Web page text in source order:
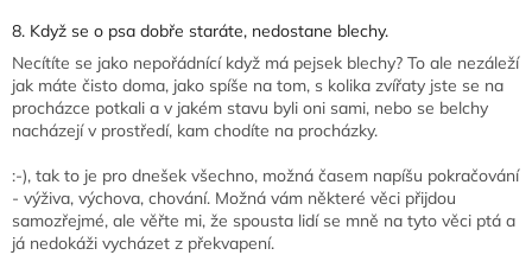
8. Když se o psa dobře staráte, nedostane blechy.
Necítíte se jako nepořádnící když má pejsek blechy? To ale nezáleží
jak máte čisto doma, jako spíše na tom, s kolika zvířaty jste se na
procházce potkali a v jakém stavu byli oni sami, nebo se belchy
nacházejí v prostředí, kam chodíte na procházky.
:-), tak to je pro dnešek všechno, možná časem napíšu pokračování
- výživa, výchova, chování. Možná vám některé věci přijdou
samozřejmé, ale věřte mi, že spousta lidí se mně na tyto věci ptá a
já nedokáži vycházet z překvapení.